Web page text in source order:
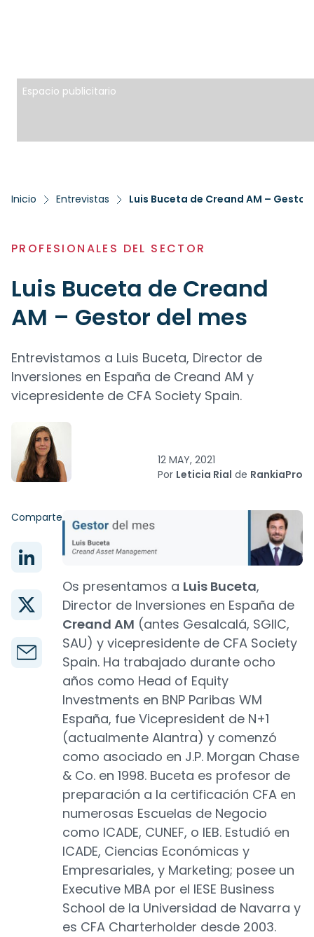
Espacio publicitario
Inicio Entrevistas Luis Buceta de Creand AM – Gestor
PROFESIONALES DEL SECTOR
Luis Buceta de Creand
AM – Gestor del mes
Entrevistamos a Luis Buceta, Director de
Inversiones en España de Creand AM y
vicepresidente de CFA Society Spain.
12 MAY, 2021
Por Leticia Rial de RankiaPro
Comparte
Os presentamos a Luis Buceta,
Director de Inversiones en España de
Creand AM (antes Gesalcalá, SGIIC,
SAU) y vicepresidente de CFA Society
Spain. Ha trabajado durante ocho
años como Head of Equity
Investments en BNP Paribas WM
España, fue Vicepresident de N+1
(actualmente Alantra) y comenzó
como asociado en J.P. Morgan Chase
& Co. en 1998. Buceta es profesor de
preparación a la certificación CFA en
numerosas Escuelas de Negocio
como ICADE, CUNEF, o IEB. Estudió en
ICADE, Ciencias Económicas y
Empresariales, y Marketing; posee un
Executive MBA por el IESE Business
School de la Universidad de Navarra y
es CFA Charterholder desde 2003.